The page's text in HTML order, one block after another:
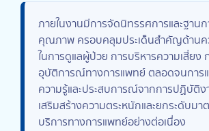
ภายในงานมีการจัดนิทรรศการและฐานก
คุณภาพ ครอบคลุมประเด็นสำคัญด้าน
ในการดูแลผู้ป่วย การบริหารความเสี่ยง
อุบัติการณ์ทางการแพทย์ ตลอดจนการ
ความรู้และประสบการณ์จากการปฏิบัติง
เสริมสร้างความตระหนักและยกระดับมา
บริการทางการแพทย์อย่างต่อเนื่อง